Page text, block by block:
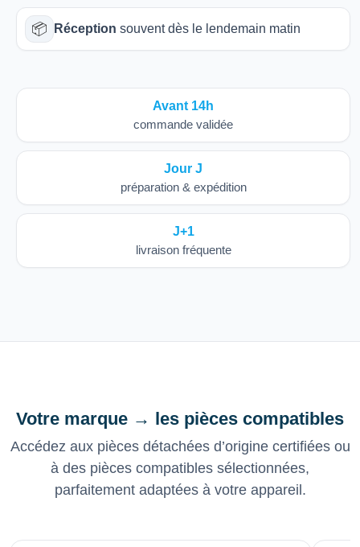
📦 Réception souvent dès le lendemain matin
Avant 14h
commande validée
Jour J
préparation & expédition
J+1
livraison fréquente
Votre marque → les pièces compatibles
Accédez aux pièces détachées d’origine certifiées ou
à des pièces compatibles sélectionnées,
parfaitement adaptées à votre appareil.